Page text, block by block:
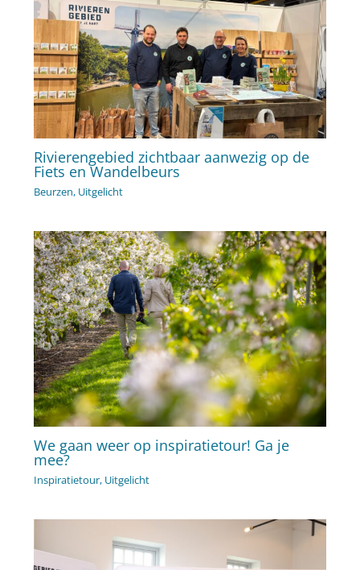
Rivierengebied zichtbaar aanwezig op de
Fiets en Wandelbeurs
Beurzen, Uitgelicht
We gaan weer op inspiratietour! Ga je
mee?
Inspiratietour, Uitgelicht